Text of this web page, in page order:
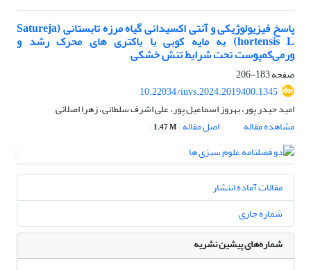
پاسخ فیزیولوژیکی و آنتی اکسیدانی گیاه مرزه تابستانی (Satureja
hortensis L) به مایه کوبی با باکتری های محرک رشد و
ورمی‌کمپوست تحت شرایط تنش خشکی
صفحه183-206
10.22034/iuvs.2024.2019400.1345
امید حیدر پور، بهروز اسماعیل پور، علی اشرف سلطانی، زهرا اصلانی
مشاهده مقاله
اصل مقاله 1.47 M
مقالات آماده انتشار
شماره جاری
شماره‌های پیشین نشریه